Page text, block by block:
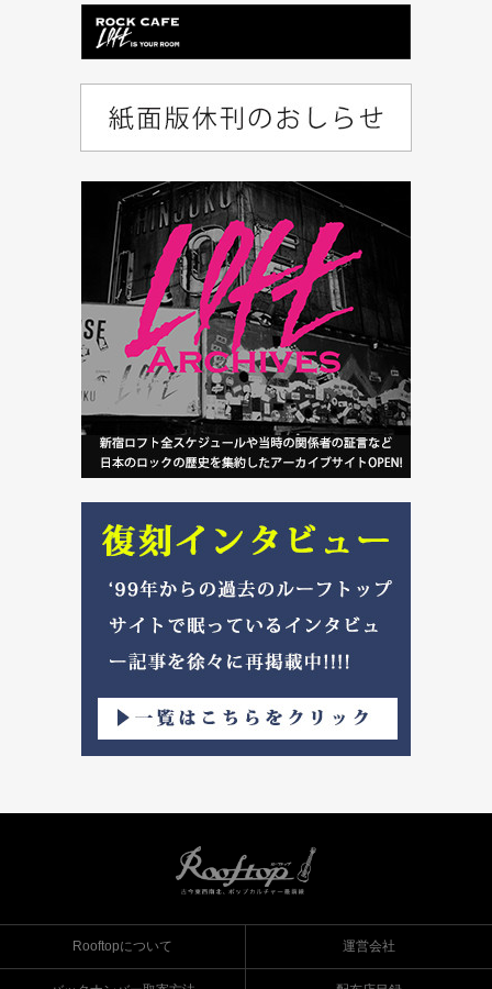
Rooftopについて 運営会社